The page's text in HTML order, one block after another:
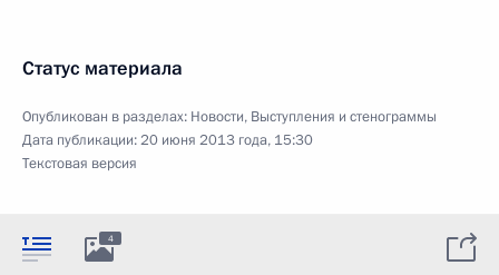
Статус материала
Опубликован в разделах: Новости, Выступления и стенограммы
Дата публикации:20 июня 2013 года, 15:30
Текстовая версия
4